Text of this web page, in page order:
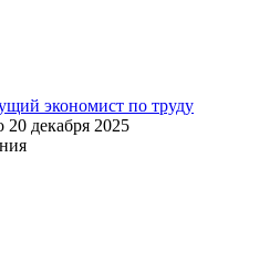
экономист по труду
20 декабря 2025